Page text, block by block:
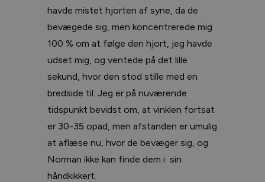
havde mistet hjorten af syne, da de
bevægede sig, men koncentrerede mig
100 % om at følge den hjort, jeg havde
udset mig, og ventede på det lille
sekund, hvor den stod stille med en
bredside til. Jeg er på nuværende
tidspunkt bevidst om, at vinklen fortsat
er 30-35 opad, men afstanden er umulig
at aflæse nu, hvor de bevæger sig, og
Norman ikke kan finde dem i sin
håndkikkert.